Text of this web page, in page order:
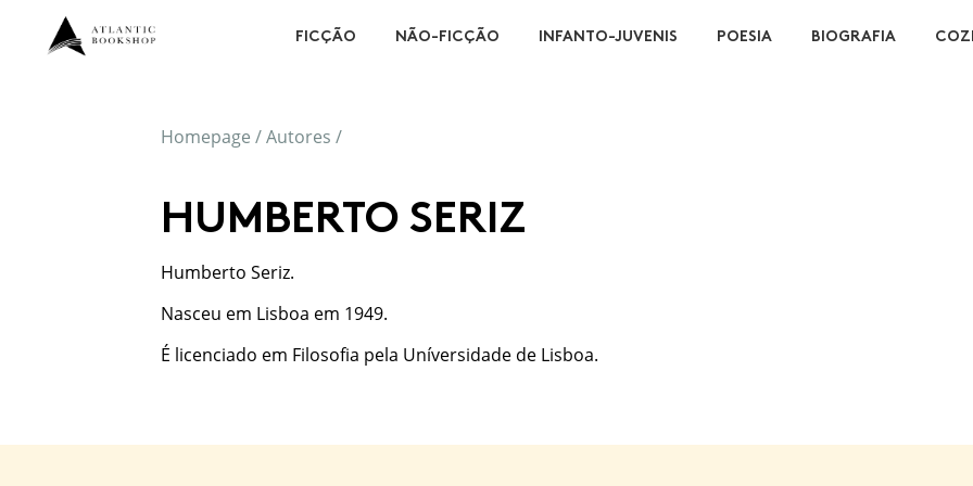
FICÇÃO NÃO-FICÇÃO INFANTO-JUVENIS POESIA BIOGRAFIA
Homepage /Autores /
HUMBERTO SERIZ
Humberto Seriz.
Nasceu em Lisboa em 1949.
É licenciado em Filosofia pela Uníversidade de Lisboa.